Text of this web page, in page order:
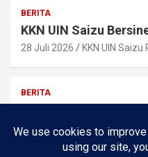
BERITA
KKN UIN Saizu
28 Juli 2026 KKN UIN
BERITA
Misrun Terpilih
24 Juli 2026 Kr Joho